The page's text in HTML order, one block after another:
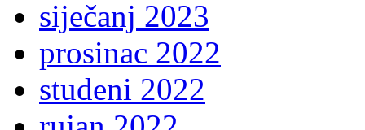
siječanj 2023
prosinac 2022
studeni 2022